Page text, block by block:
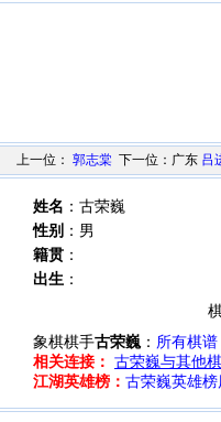
上一位： 郭志棠 下一位：广东 吕
姓名 ：古荣巍
性别 ：男
籍贯 ：
出生 ：
象棋棋手古荣巍 ： 所有棋谱
相关连接： 古荣巍与其他
江湖英雄榜： 古荣巍英雄